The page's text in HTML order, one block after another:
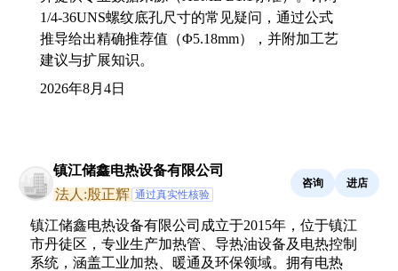
1/4-36UNS螺纹底孔尺寸的常见疑问，通过公式
推导给出精确推荐值（Φ5.18mm），并附加工艺
建议与扩展知识。
2026年8月4日
镇江储鑫电热设备有限公司
法人:殷正辉 通过真实性核验
咨询 进店
镇江储鑫电热设备有限公司成立于2015年，位于镇江
市丹徒区，专业生产加热管、导热油设备及电热控制
系统，涵盖工业加热、暖通及环保领域。拥有电热